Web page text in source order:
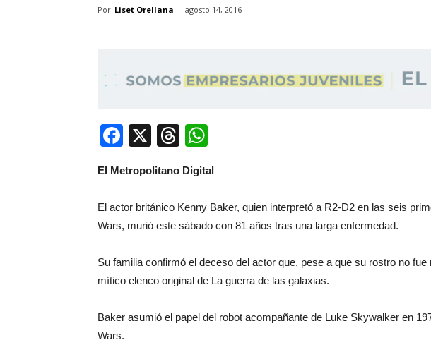
Por Liset Orellana - agosto 14, 2016
Facebook
X Threads
El Metropolitano Digital
El actor británico Kenny Baker, quien interpretó a R2-D2 en las seis
Wars, murió este sábado con 81 años tras una larga enfermedad.
Su familia confirmó el deceso del actor que, pese a que su rostro no
mítico elenco original de La guerra de las galaxias.
Baker asumió el papel del robot acompañante de Luke Skywalker en
Wars.